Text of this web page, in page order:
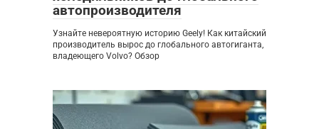
автопроизводителя
Узнайте невероятную историю Geely! Как китайский
производитель вырос до глобального автогиганта,
владеющего Volvo? Обзор